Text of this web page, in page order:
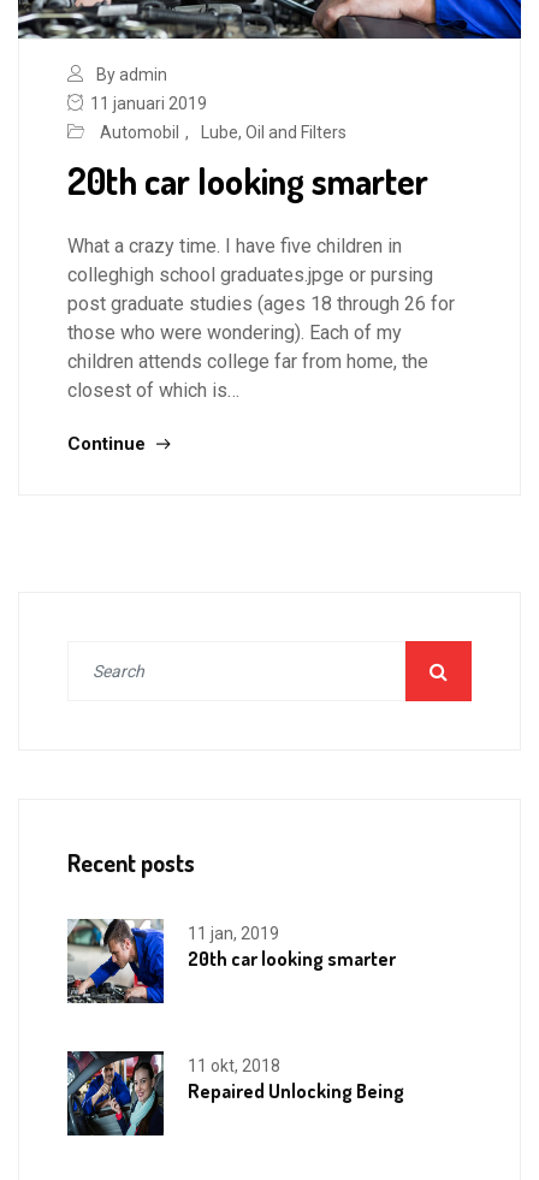
By admin
11 januari 2019
Automobil , Lube, Oil and Filters
20th car looking smarter
What a crazy time. I have five children in
colleghigh school graduates.jpge or pursing
post graduate studies (ages 18 through 26 for
those who were wondering). Each of my
children attends college far from home, the
closest of which is…
Continue
Recent posts
11 jan, 2019
20th car looking smarter
11 okt, 2018
Repaired Unlocking Being